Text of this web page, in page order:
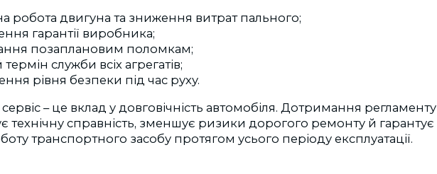
робота двигуна та зниження витрат пального;
гарантії виробника;
позаплановим поломкам;
служби всіх агрегатів;
рівня безпеки під час руху.
–це вклад у довговічність автомобіля. Дотримання регламенту
технічну справність, зменшує ризики дорогого ремонту й гарантує
транспортного засобу протягом усього періоду експлуатації.